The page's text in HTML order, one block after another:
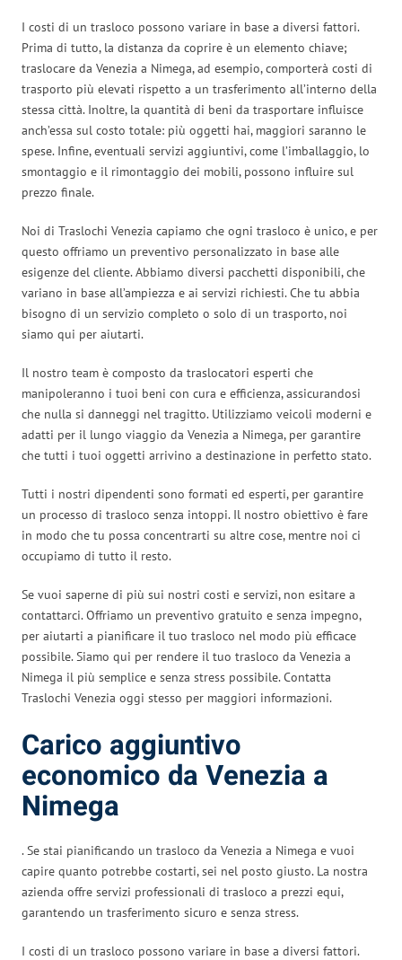
I costi di un trasloco possono variare in base a diversi fattori.
Prima di tutto, la distanza da coprire è un elemento chiave;
traslocare da Venezia a Nimega, ad esempio, comporterà costi di
trasporto più elevati rispetto a un trasferimento all’interno della
stessa città. Inoltre, la quantità di beni da trasportare influisce
anch’essa sul costo totale: più oggetti hai, maggiori saranno le
spese. Infine, eventuali servizi aggiuntivi, come l’imballaggio, lo
smontaggio e il rimontaggio dei mobili, possono influire sul
prezzo finale.
Noi di Traslochi Venezia capiamo che ogni trasloco è unico, e per
questo offriamo un preventivo personalizzato in base alle
esigenze del cliente. Abbiamo diversi pacchetti disponibili, che
variano in base all’ampiezza e ai servizi richiesti. Che tu abbia
bisogno di un servizio completo o solo di un trasporto, noi
siamo qui per aiutarti.
Il nostro team è composto da traslocatori esperti che
manipoleranno i tuoi beni con cura e efficienza, assicurandosi
che nulla si danneggi nel tragitto. Utilizziamo veicoli moderni e
adatti per il lungo viaggio da Venezia a Nimega, per garantire
che tutti i tuoi oggetti arrivino a destinazione in perfetto stato.
Tutti i nostri dipendenti sono formati ed esperti, per garantire
un processo di trasloco senza intoppi. Il nostro obiettivo è fare
in modo che tu possa concentrarti su altre cose, mentre noi ci
occupiamo di tutto il resto.
Se vuoi saperne di più sui nostri costi e servizi, non esitare a
contattarci. Offriamo un preventivo gratuito e senza impegno,
per aiutarti a pianificare il tuo trasloco nel modo più efficace
possibile. Siamo qui per rendere il tuo trasloco da Venezia a
Nimega il più semplice e senza stress possibile. Contatta
Traslochi Venezia oggi stesso per maggiori informazioni.
Carico aggiuntivo
economico da Venezia a
Nimega
. Se stai pianificando un trasloco da Venezia a Nimega e vuoi
capire quanto potrebbe costarti, sei nel posto giusto. La nostra
azienda offre servizi professionali di trasloco a prezzi equi,
garantendo un trasferimento sicuro e senza stress.
I costi di un trasloco possono variare in base a diversi fattori.